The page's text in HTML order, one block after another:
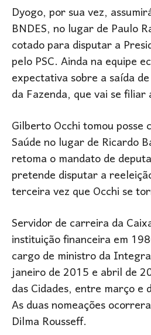
Dyogo, por sua vez,
BNDES, no lugar de Paulo
cotado para disputar a
pelo PSC. Ainda na equipe
expectativa sobre a saída
da Fazenda, que vai se filiar
Gilberto Occhi tomou posse
Saúde no lugar de Ricardo
retoma o mandato de
pretende disputar a
terceira vez que Occhi se
Servidor de carreira da
instituição financeira em
cargo de ministro da
janeiro de 2015 e abril de
das Cidades, entre março e
As duas nomeações
Dilma Rousseff.